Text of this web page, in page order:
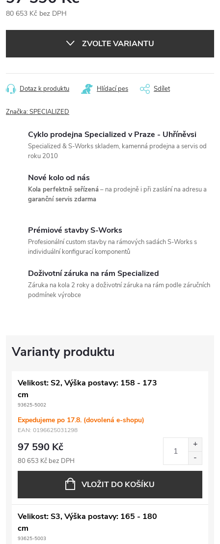
80 653 Kč bez DPH
ZVOLTE VARIANTU
Dotaz k produktu Hlídací pes Sdílet
Značka:SPECIALIZED
Cyklo prodejna Specialized v Praze - Uhříněvsi
Specialized & S-Works skladem, kamenná prodejna a servis od
roku 2010
Nové kolo od nás
Kola perfektně seřízená– na prodejně i při zaslání na adresu a
garanční servis zdarma
Prémiové stavby S-Works
Profesionální custom stavby na rámových sadách S-Works s
individuální konfigurací komponentů
Doživotní záruka na rám Specialized
Záruka na kola 2 roky a doživotní záruka na rám podle záručních
podmínek výrobce
Velikost: S2, Výška postavy: 158 - 173
cm
93625-5002
Expedujeme po 17.8. (dovolená e-shopu)
EAN: 0196625031298
97 590 Kč
80 653 Kč bez DPH
VLOŽIT DO KOŠÍKU
Velikost: S3, Výška postavy: 165 - 180
cm
93625-5003